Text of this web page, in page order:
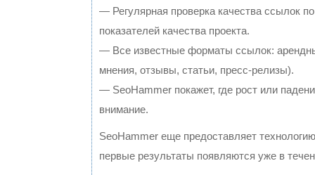
— Регулярная проверка качества ссылок
показателей качества проекта.
— Все известные форматы ссылок:
мнения, отзывы, статьи, пресс-релизы).
— SeoHammer покажет, где рост или
внимание.
SeoHammer еще предоставляет
первые результаты появляются уже в